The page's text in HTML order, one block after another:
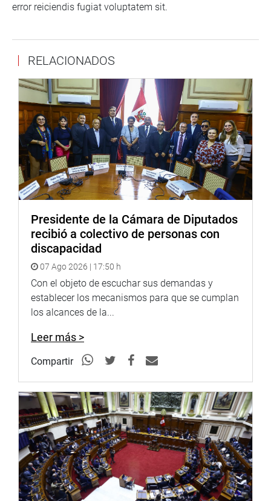
error reiciendis fugiat voluptatem sit.
RELACIONADOS
Presidente de la Cámara de Diputados
recibió a colectivo de personas con
discapacidad
07 Ago 2026 | 17:50 h
Con el objeto de escuchar sus demandas y
establecer los mecanismos para que se cumplan
los alcances de la...
Leer más >
Compartir